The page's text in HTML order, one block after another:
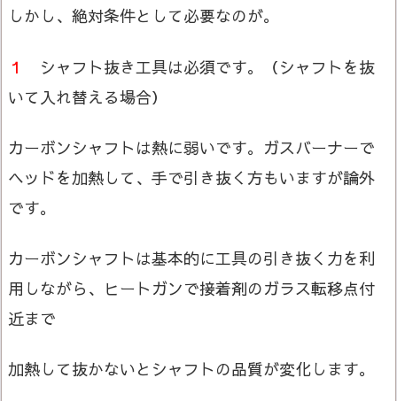
しかし、絶対条件として必要なのが。
１
シャフト抜き工具は必須です。（シャフトを抜
いて入れ替える場合）
カーボンシャフトは熱に弱いです。ガスバーナーで
ヘッドを加熱して、手で引き抜く方もいますが論外
です。
カーボンシャフトは基本的に工具の引き抜く力を利
用しながら、ヒートガンで接着剤のガラス転移点付
近まで
加熱して抜かないとシャフトの品質が変化します。